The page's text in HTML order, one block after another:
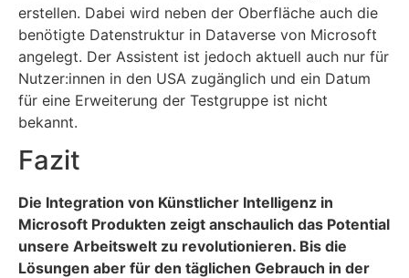
erstellen. Dabei wird neben der Oberfläche auch die
benötigte Datenstruktur in Dataverse von Microsoft
angelegt. Der Assistent ist jedoch aktuell auch nur für
Nutzer:innen in den USA zugänglich und ein Datum
für eine Erweiterung der Testgruppe ist nicht
bekannt.
Fazit
Die Integration von Künstlicher Intelligenz in
Microsoft Produkten zeigt anschaulich das Potential
unsere Arbeitswelt zu revolutionieren. Bis die
Lösungen aber für den täglichen Gebrauch in der